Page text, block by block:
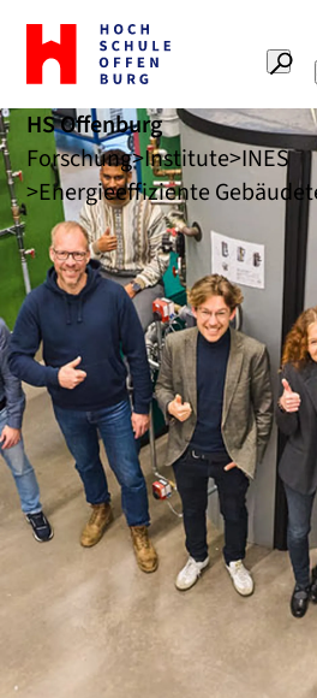
Zur
Startseite
Hochschule
Offenburg
HS Offenburg
Forschung Institute INES
Energieeffiziente